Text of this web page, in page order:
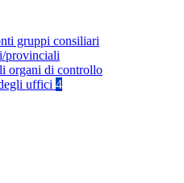
gruppi consiliari
provinciali
organi di controllo
uffici 4